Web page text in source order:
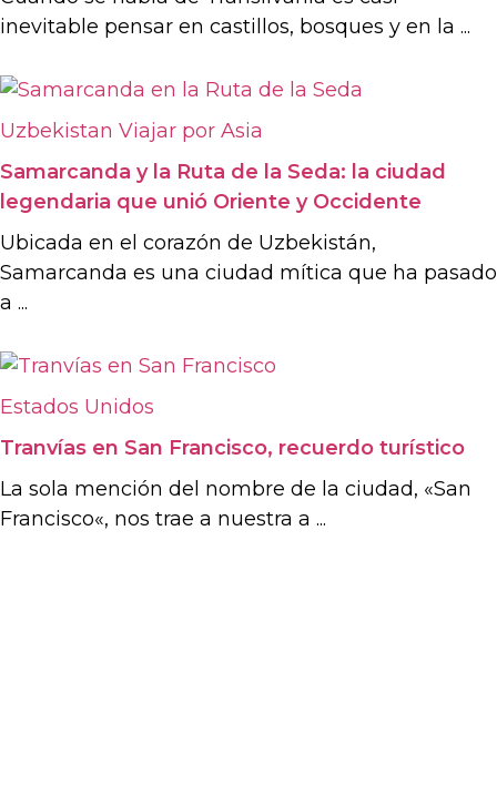
inevitable pensar en castillos, bosques y en la ...
Uzbekistan Viajar por Asia
Samarcanda y la Ruta de la Seda: la ciudad
legendaria que unió Oriente y Occidente
Ubicada en el corazón de Uzbekistán,
Samarcanda es una ciudad mítica que ha pasado
a ...
Estados Unidos
Tranvías en San Francisco, recuerdo turístico
La sola mención del nombre de la ciudad, «San
Francisco«, nos trae a nuestra a ...